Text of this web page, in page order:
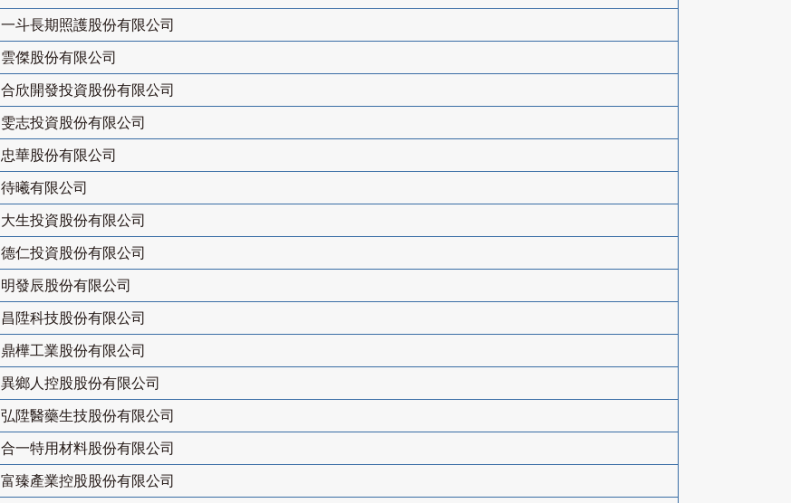
一斗長期照護股份有限公司
雲傑股份有限公司
合欣開發投資股份有限公司
雯志投資股份有限公司
忠華股份有限公司
待曦有限公司
大生投資股份有限公司
德仁投資股份有限公司
明發辰股份有限公司
昌陞科技股份有限公司
鼎樺工業股份有限公司
異鄉人控股股份有限公司
弘陞醫藥生技股份有限公司
合一特用材料股份有限公司
富臻產業控股股份有限公司